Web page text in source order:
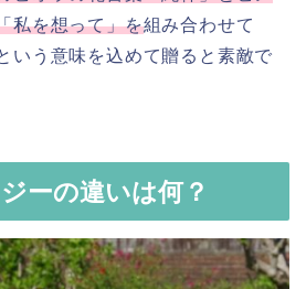
私を想って」を組み合わせて
いう意味を込めて贈ると素敵で
ーの違いは何？